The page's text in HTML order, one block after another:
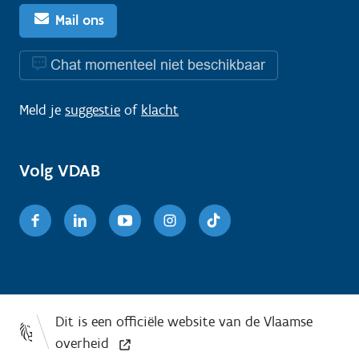
Mail ons
Chat momenteel niet beschikbaar
Meld je suggestie of klacht
Volg VDAB
FacebookLinkedinYoutubeInstagram